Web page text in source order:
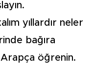
yıllardır neler
bağıra
Arapça öğrenin.